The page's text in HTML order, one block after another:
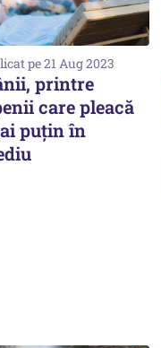
pe 21 Aug 2023
printre
care pleacă
puţin în